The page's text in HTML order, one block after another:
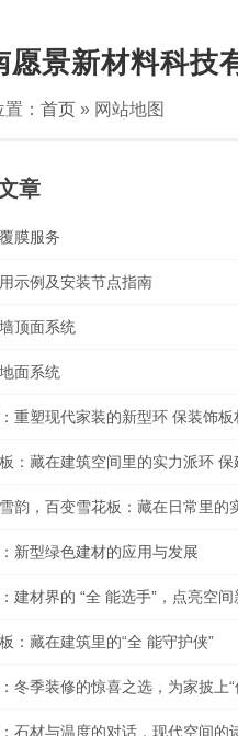
愿景新材料科技
置：首页 » 网站地图
章
膜服务
示例及安装节点指南
顶面系统
面系统
重塑现代家装的新型环 保装饰板
：藏在建筑空间里的实力派环 保
韵，百变雪花板：藏在日常里的
新型绿色建材的应用与发展
建材界的 “全 能选手”，点亮空
：藏在建筑里的“全 能守护侠”
冬季装修的惊喜之选，为家披上“
石材与温度的对话，现代空间的